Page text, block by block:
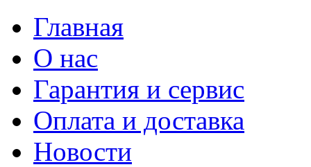
Главная
О нас
Гарантия и сервис
Оплата и доставка
Новости